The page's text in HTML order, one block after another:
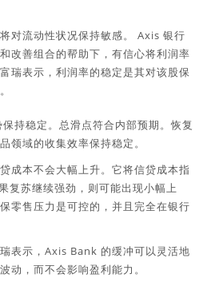
对流动性状况保持敏感。 Axis 银行
改善组合的帮助下，有信心将利润率
瑞表示，利润率的稳定是其对该股保
持稳定。总滑点符合内部预期。恢复
领域的收集效率保持稳定。
成本不会大幅上升。它将信贷成本指
复苏继续强劲，则可能出现小幅上
零售压力是可控的，并且完全在银行
表示，Axis Bank 的缓冲可以灵活地
动，而不会影响盈利能力。